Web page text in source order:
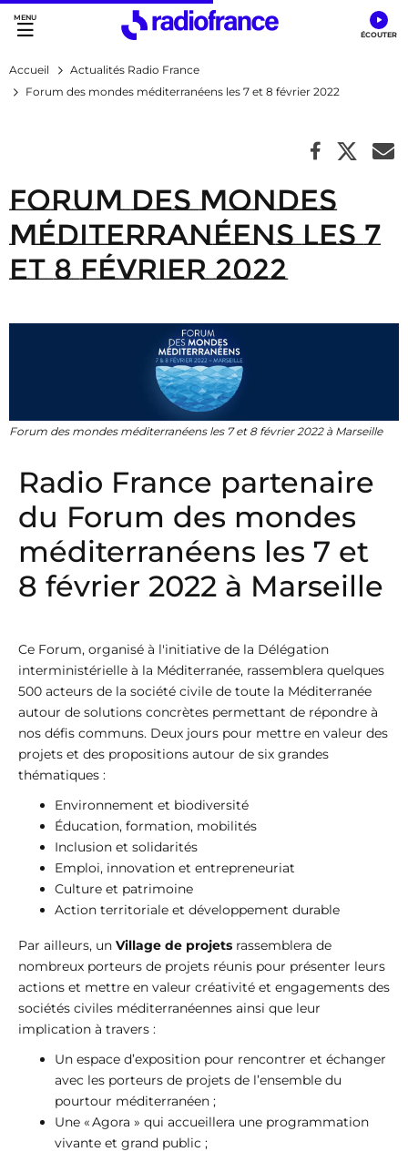
Accès direct :
Menu principal
Contenu
Accueil
Actualités Radio France
Forum des mondes méditerranéens les 7 et 8 février 2022
Forum des mondes
méditerranéens les 7
et 8 février 2022
Forum des mondes méditerranéens les 7 et 8 février 2022 à Marseille
Radio France partenaire
du Forum des mondes
méditerranéens les 7 et
8 février 2022 à Marseille
Ce Forum, organisé à l'initiative de la Délégation
interministérielle à la Méditerranée, rassemblera quelques
500 acteurs de la société civile de toute la Méditerranée
autour de solutions concrètes permettant de répondre à
nos défis communs. Deux jours pour mettre en valeur des
projets et des propositions autour de six grandes
thématiques :
Environnement et biodiversité
Éducation, formation, mobilités
Inclusion et solidarités
Emploi, innovation et entrepreneuriat
Culture et patrimoine
Action territoriale et développement durable
Par ailleurs, un Village de projets rassemblera de
nombreux porteurs de projets réunis pour présenter leurs
actions et mettre en valeur créativité et engagements des
sociétés civiles méditerranéennes ainsi que leur
implication à travers :
Un espace d’exposition pour rencontrer et échanger
avec les porteurs de projets de l’ensemble du
pourtour méditerranéen ;
Une « Agora » qui accueillera une programmation
vivante et grand public ;